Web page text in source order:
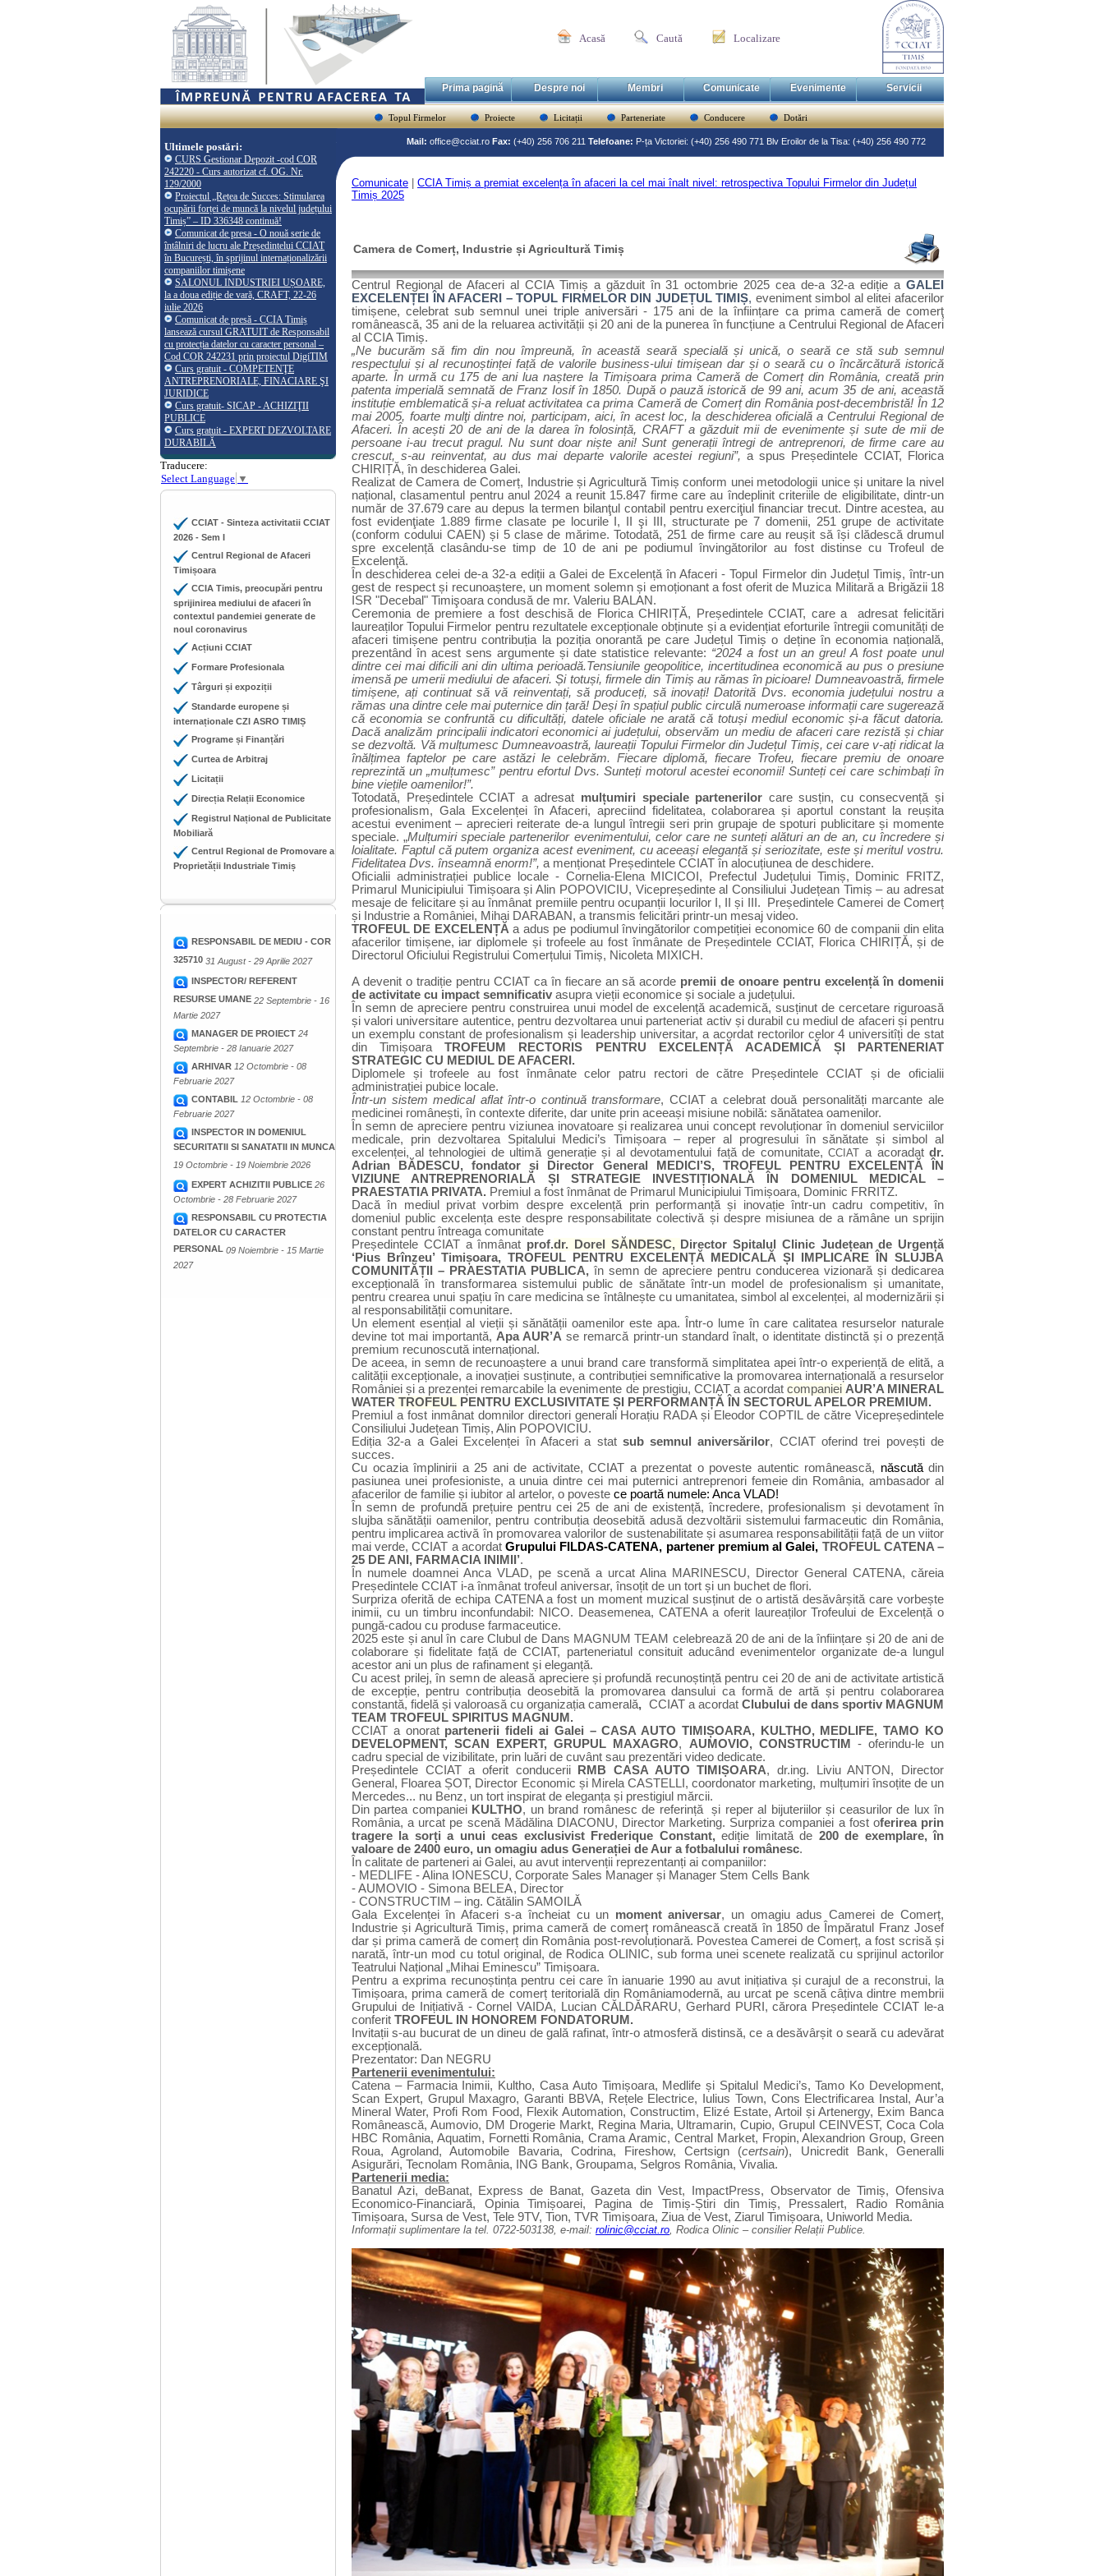
Acasă Caută Localizare
Prima pagină Despre noi Membri Comunicate Evenimente Servicii
Topul Firmelor Proiecte Licitații Parteneriate Conducere Dotări
Ultimele postări:
CURS Gestionar Depozit -cod COR
242220 - Curs autorizat cf. OG. Nr.
129/2000
Proiectul „Rețea de Succes: Stimularea
ocupării forței de muncă la nivelul județului
Timiș” – ID 336348 continuă!
Comunicat de presa - O nouă serie de
întâlniri de lucru ale Președintelui CCIAT
în București, în sprijinul internaționalizării
companiilor timișene
SALONUL INDUSTRIEI UȘOARE,
la a doua ediție de vară, CRAFT, 22-26
iulie 2026
Comunicat de presă - CCIA Timiș
lansează cursul GRATUIT de Responsabil
cu protecția datelor cu caracter personal –
Cod COR 242231 prin proiectul DigiTIM
Curs gratuit - COMPETENŢE
ANTREPRENORIALE, FINACIARE ŞI
JURIDICE
Curs gratuit- SICAP - ACHIZIŢII
PUBLICE
Curs gratuit - EXPERT DEZVOLTARE
DURABILĂ
Traducere:
Select Language ▼
CCIAT - Sinteza activitatii CCIAT
2026 - Sem I
Centrul Regional de Afaceri
Timișoara
CCIA Timis, preocupări pentru
sprijinirea mediului de afaceri în
contextul pandemiei generate de
noul coronavirus
Acțiuni CCIAT
Formare Profesionala
Târguri și expoziții
Standarde europene și
internaționale CZI ASRO TIMIȘ
Programe și Finanțări
Curtea de Arbitraj
Licitații
Direcția Relații Economice
Registrul Național de Publicitate
Mobiliară
Centrul Regional de Promovare a
Proprietății Industriale Timiș
RESPONSABIL DE MEDIU - COR
325710 31 August - 29 Aprilie 2027
INSPECTOR/ REFERENT
RESURSE UMANE 22 Septembrie - 16
Martie 2027
MANAGER DE PROIECT 24
Septembrie - 28 Ianuarie 2027
ARHIVAR 12 Octombrie - 08
Februarie 2027
CONTABIL 12 Octombrie - 08
Februarie 2027
INSPECTOR IN DOMENIUL
SECURITATII SI SANATATII IN MUNCA
19 Octombrie - 19 Noiembrie 2026
EXPERT ACHIZITII PUBLICE 26
Octombrie - 28 Februarie 2027
RESPONSABIL CU PROTECTIA
DATELOR CU CARACTER
PERSONAL 09 Noiembrie - 15 Martie
2027
Mail: office@cciat.ro Fax: (+40) 256 706 211 Telefoane: P-ța Victoriei: (+40) 256 490 771 Blv Eroilor de la Tisa: (+40) 256 490 772
Comunicate
CCIA Timiș a premiat excelența în afaceri la cel mai înalt nivel: retrospectiva Topului Firmelor din Județul
Timiș 2025
Camera de Comerț, Industrie și Agricultură Timiș
Centrul Regional de Afaceri al CCIA Timiș a găzduit în 31 octombrie 2025 cea de-a 32-a ediție a GALEI
EXCELENȚEI ÎN AFACERI – TOPUL FIRMELOR DIN JUDEȚUL TIMIȘ, evenimentsimbol alelitei afacerilor
timișene,celebrat sub semnul unei triple aniversări - 175 ani de la înființare ca prima cameră de comerţ
românească, 35 ani de la reluarea activității și 20 ani de la punerea în funcțiune a Centrului Regional de Afaceri
al CCIA Timiș.
„Ne bucurăm să fim din nou împreună, în această seară specială și unică, o seară ce stă sub semnul
respectului și al recunoștinței față de valorile business-ului timișean dar și o seară cu o încărcătură istorică
aparte. În urmă cu 175 de ani lua naștere la Timișoara prima Cameră de Comerț din România, creată prin
patenta imperială semnată de Franz Iosif în 1850. După o pauză istorică de 99 ani, acum 35 de ani, această
instituție emblematică și-a reluat activitatea ca prima Cameră de Comerț din România post-decembristă! În 12
mai 2005, foarte mulţi dintre noi, participam, aici, în acest loc, la deschiderea oficială a Centrului Regional de
Afaceri. În acești 20 de ani de la darea în folosință, CRAFT a găzduit mii de evenimente și sute de mii de
persoane i-au trecut pragul. Nu sunt doar niște ani! Sunt generații întregi de antreprenori, de firme care au
crescut, s-au reinventat, au dus mai departe valorile acestei regiuni”, a spus Președintele CCIAT, Florica
CHIRIȚĂ, în deschiderea Galei.
Realizat de Camera de Comerț, Industrie și Agricultură Timișconform unei metodologii unice și unitare la nivel
național,clasamentul pentru anul 2024 a reunit 15.847 firme care au îndeplinit criteriile de eligibilitate, dintr-un
număr de 37.679 care au depus la termen bilanţul contabil pentru exerciţiul financiar trecut. Dintre acestea, au
fost evidenţiate 1.889 firme clasate pe locurile I, II şi III, structurate pe 7 domenii, 251 grupe de activitate
(conform codului CAEN) și 5 clase de mărime.Totodată, 251 de firme care au reușit să își clădescă drumul
spre excelență clasându-se timp de 10 de ani pe podiumul învingătorilorau fost distinse cu Trofeul de
Excelenţă.
În deschiderea celei de-a 32-a ediții a Galei de Excelență în Afaceri - Topul Firmelor din Județul Timiș, într-un
gest de respect și recunoaștere, un moment solemn și emoționant a fost oferit de Muzica Militară a Brigăzii 18
ISR "Decebal" Timişoara condusă de mr. Valeriu BALAN.
Ceremonia de premiere a fost deschisă de Florica CHIRIȚĂ, Președintele CCIAT, care a
adresat felicitări
laureaților Topului Firmelor pentru rezultatele excepționale obținute și a evidențiat eforturile întregii comunități de
afaceri timișene pentru contribuția la poziția onorantă pe care Județul Timiș o deține în economia națională,
prezentând în acest sens argumente și date statistice relevante: “2024 a fost un an greu! A fost poate unul
dintre cei mai dificili ani din ultima perioadă.Tensiunile geopolitice, incertitudinea economică au pus o presiune
imensă pe umerii mediului de afaceri. Și totuși, firmele din Timiș au rămas în picioare! Dumneavoastră, firmele
timișene, ați continuat să vă reinventați, să produceți, să inovați! Datorită Dvs. economia județului nostru a
rămas una dintre cele mai puternice din țară! Deși în spațiul public circulă numeroase informații care sugerează
că economia se confruntă cu dificultăți, datele oficiale ne arată că totuși mediul economic și-a făcut datoria.
Dacă analizăm principalii indicatori economici ai județului, observăm un mediu de afaceri care rezistă și chiar
se dezvoltă. Vă mulțumesc Dumneavoastră, laureații Topului Firmelor din Județul Timiș, cei care v-ați ridicat la
înălțimea faptelor pe care astăzi le celebrăm. Fiecare diplomă, fiecare Trofeu, fiecare premiu de onoare
reprezintă un „mulțumesc” pentru efortul Dvs. Sunteți motorul acestei economii! Sunteți cei care schimbați în
bine viețile oamenilor!”.
Totodată, Președintele CCIAT a adresat mulțumiri speciale partenerilor care susțin, cu consecvență și
profesionalism, Gala Excelenței în Afaceri, apreciind fidelitatea, colaborarea și aportul constant la reușita
acestui eveniment – aprecieri reiterate de-a lungul întregii seri prin grupaje de spoturi publicitare și momente
speciale. „Mulțumiri speciale partenerilor evenimentului, celor care ne sunteți alături an de an, cu încredere și
loialitate. Faptul că putem organiza acest eveniment, cu aceeași eleganță și seriozitate, este și meritul vostru.
Fidelitatea Dvs. înseamnă enorm!”, a menționat Președintele CCIAT în alocuțiunea de deschidere.
Oficialii administrației publice locale - Cornelia-Elena MICICOI,
Prefectul Județului Timiș, Dominic FRITZ,
Primarul Municipiului Timișoara și Alin POPOVICIU, Vicepreședinte al Consiliului Județean Timiș – au adresat
mesaje de felicitare și au înmânat premiile pentru ocupanții locurilor I, II și III.
Președintele Camerei de Comerț
și Industrie a României, Mihai DARABAN, a transmis felicitări printr-un mesaj video.
TROFEUL DE EXCELENȚĂ a adus pe podiumul învingătorilor competiției economice 60 de companii din elita
afacerilor timișene, iar diplomele și trofeele au fost înmânate de Președintele CCIAT, Florica CHIRIȚĂ, și de
Directorul Oficiului Registrului Comerțului Timiș, Nicoleta MIXICH.
A devenit o tradiție pentru CCIAT ca în fiecare an să acorde premii de onoare pentru excelență în domenii
de activitate cu impact semnificativ asupra vieții economice și sociale a județului.
În semn de apreciere pentru construirea unui model de excelență academică, susținut de cercetare riguroasă
și valori universitare autentice, pentru dezvoltarea unui parteneriat activ și durabil cu mediul de afaceri și pentru
un exemplu constant de profesionalism și leadership universitar, a acordat rectorilor celor 4 universitîți de stat
din Timișoara
TROFEUM RECTORIS PENTRU EXCELENȚĂ ACADEMICĂ ȘI PARTENERIAT
STRATEGIC CU MEDIUL DE AFACERI .
Diplomele și trofeele au fost înmânate celor patru rectori de către Președintele CCIAT și de oficialii
administrației pubice locale.
Într-un sistem medical aflat într-o continuă transformare, CCIAT a celebrat două personalități marcante ale
medicinei românești, în contexte diferite, dar unite prin aceeași misiune nobilă: sănătatea oamenilor.
În semn de apreciere pentru viziunea inovatoare și realizarea unui concept revoluționar în domeniul serviciilor
medicale, prin dezvoltarea Spitalului Medici’s Timișoara – reper al progresului în sănătate și simbol al
excelenței, al tehnologiei de ultimă generație și al devotamentului față de comunitate, CCIAT a acoradatdr.
Adrian BĂDESCU, fondator și Director General
MEDICI’S, TROFEUL PENTRU EXCELENȚĂ ÎN
VIZIUNE ANTREPRENORIALĂ ȘI STRATEGIE INVESTIȚIONALĂ
ÎN DOMENIUL MEDICAL –
PRAESTATIA PRIVATA. Premiul a fost înmânat de Primarul Municipiului Timișoara, Dominic FRRITZ.
Dacă în mediul privat vorbim despre excelență prin performanță și inovație într-un cadru competitiv, în
domeniul public excelența este despre responsabilitate colectivă și despre misiunea de a rămâne un sprijin
constant pentru întreaga comunitate
Președintele CCIAT a înmânat prof.dr. Dorel SĂNDESC, Director Spitalul Clinic Județean de Urgență
‘Pius Brînzeu’ Timișoara,TROFEUL
PENTRU EXCELENȚĂ MEDICALĂ ȘI IMPLICARE ÎN SLUJBA
COMUNITĂȚII – PRAESTATIA PUBLICA, în semn de apreciere pentru conducerea vizionară și dedicarea
excepțională în transformarea sistemului public de sănătate într-un model de profesionalism și umanitate,
pentru crearea unui spațiu în care medicina se întâlnește cu umanitatea, simbol al excelenței, al modernizării și
al responsabilității comunitare.
Un element esențial al vieții și sănătății oamenilor este apa.
Într-o lume în care calitatea resurselor naturale
devine tot mai importantă, Apa AUR’A se remarcă printr-un standard înalt, o identitate distinctă și o prezență
premium recunoscută internațional.
De aceea, in semn de recunoaștere a unui brand care transformă simplitatea apei într-o experiență de elită, a
calității excepționale, a inovației susținute, a contribuției semnificative la promovarea internațională a resurselor
României și a prezenței remarcabile la evenimente de prestigiu, CCIAT a acordat companiei AUR’A MINERAL
WATER TROFEUL PENTRU EXCLUSIVITATE ȘI PERFORMANȚĂ ÎN SECTORUL APELOR PREMIUM.
Premiul a fost inmânat domnilor directori generali Horațiu RADA și Eleodor COPTIL de către Vicepreședintele
Consiliului Județean Timiș, Alin POPOVICIU.
Ediția 32-a a Galei Excelenței în Afaceri a stat sub semnul aniversărilor, CCIAT oferind trei povești de
succes.
Cu ocazia împlinirii a 25 ani de activitate, CCIAT a prezentat o poveste autentic românească, născută din
pasiunea unei profesioniste, a unuia dintre cei mai puternici antreprenori femeie din România, ambasador al
afacerilor de familie și iubitor al artelor, o poveste ce poartă numele: Anca VLAD!
În semn de profundă prețuire pentru cei 25 de ani de existență, încredere, profesionalism și devotament în
slujba sănătății oamenilor, pentru contribuția deosebită adusă dezvoltării sistemului farmaceutic din România,
pentru implicarea activă în promovarea valorilor de sustenabilitate și asumarea responsabilității față de un viitor
mai verde, CCIAT a acordatGrupului FILDAS-CATENA, partener premium al Galei, TROFEUL CATENA –
25 DE ANI, FARMACIA INIMII’.
n numele doamnei Anca VLAD, pe scenă a urcat Alina MARINESCU, Director General CATENA, căreia
Președintele CCIAT i-a înmânat trofeul aniversar, însoțit de un tort și un buchet de flori.
Surpriza oferită de echipa CATENA a fost un moment muzical susținut de o artistă desăvârșită care vorbește
inimii, cu un timbru inconfundabil: NICO. Deasemenea, CATENA a oferit laureaților Trofeului de Excelență o
pungă-cadou cu produse farmaceutice.
2025 este și anul în care Clubul de Dans MAGNUM TEAM celebrează 20 de ani de la înființare și 20 de ani de
colaborare și fidelitate față de CCIAT, parteneriatul consituit aducând evenimentelor organizate de-a lungul
acestor ani un plus de rafinament și eleganță.
Cu acest prilej, în semn de aleasă apreciere și profundă recunoștință pentru cei 20 de ani de activitate artistică
de excepție, pentru contribuția deosebită la promovarea dansului ca formă de artă și pentru colaborarea
constantă, fidelă și valoroasă cu organizația camerală, CCIAT a acordat Clubului de dans sportiv MAGNUM
TEAM TROFEUL SPIRITUS MAGNUM.
CCIAT a onoratpartenerii fideli ai Galei – CASA AUTO TIMIȘOARA,
KULTHO, MEDLIFE, TAMO KO
DEVELOPMENT, SCAN EXPERT, GRUPUL MAXAGRO, AUMOVIO, CONSTRUCTIM - oferindu-le un
cadru special de vizibilitate, prin luări de cuvânt sau prezentări video dedicate.
Președintele CCIAT a oferit conducerii
RMBCASA AUTO TIMIȘOARA,dr.ing. Liviu ANTON, Director
General, Floarea ȘOT, Director Economic și Mirela CASTELLI, coordonator marketing, mulțumiri însoțite de un
Mercedes... nu Benz, un tort inspirat de eleganța și prestigiul mărcii.
Din partea companieiKULTHO, un brand românesc de referință și reper al bijuteriilor și ceasurilor de lux în
România, a urcat pe scenă Mădălina DIACONU, Director Marketing. Surpriza companiei a fost oferirea prin
tragere la sorți a unui ceas exclusivist Frederique Constant,ediție limitată de 200 de exemplare, în
valoare de 2400 euro, un omagiu adus Generației de Aur a fotbalului românesc.
În calitate de parteneri ai Galei, au avut intervenții reprezentanți ai companiilor:
- MEDLIFE - Alina IONESCU, Corporate Sales Manager și Manager Stem Cells Bank
- AUMOVIO - Simona BELEA, Director
- CONSTRUCTIM – ing. Cătălin SAMOILĂ
Gala Excelenței în Afaceri s-a încheiat cu un moment aniversar, un omagiu adus Camerei de Comerț,
Industrie și Agricultură Timiș, prima cameră de comerţ românească creată în 1850 de Împăratul Franz Josef
dar și prima cameră de comerț din România post-revoluționară. Povestea Camerei de Comerț, a fost scrisă și
narată, într-un mod cu totul original, de Rodica OLINIC, sub forma unei scenete realizată cu sprijinul actorilor
Teatrului Național „Mihai Eminescu” Timișoara.
Pentru a exprima recunoștința pentru cei care în ianuarie 1990 au avut inițiativa și curajul de a reconstrui, la
Timișoara, prima cameră de comerț teritorială din Româniamodernă, au urcat pe scenă câțiva dintre membrii
Grupului de Inițiativă - Cornel VAIDA, Lucian CĂLDĂRARU, Gerhard PURI, cărora Președintele CCIAT le-a
conferit TROFEUL IN HONOREM FONDATORUM.
Invitații s-au bucurat de un dineu de gală rafinat, într-o atmosferă distinsă, ce a desăvârșit o seară cu adevărat
excepțională.
Prezentator: Dan NEGRU
Partenerii evenimentului:
Catena – Farmacia Inimii, Kultho, Casa Auto Timișoara, Medlife și Spitalul Medici’s, Tamo Ko Development,
Scan Expert, Grupul Maxagro, Garanti BBVA, Rețele Electrice, Iulius Town, Cons Electrificarea Instal, Aur’a
Mineral Water, Profi Rom Food, Flexik Automation, Constructim, Elizé Estate, Artoil și Artenergy, Exim Banca
Românească, Aumovio, DM Drogerie Markt, Regina Maria, Ultramarin, Cupio, Grupul CEINVEST,Coca Cola
HBC România, Aquatim, Fornetti România, Crama Aramic, Central Market, Fropin, Alexandrion Group, Green
Roua, Agroland, Automobile Bavaria, Codrina, Fireshow, Certsign (certsain), Unicredit Bank, Generalli
Asigurări, Tecnolam România, ING Bank, Groupama, Selgros România, Vivalia.
Partenerii media:
Banatul Azi, deBanat, Express de Banat, Gazeta din Vest, ImpactPress, Observator de Timiș, Ofensiva
Economico-Financiară, Opinia Timișoarei, Pagina de Timiș-Știri din Timiș, Pressalert, Radio România
Timișoara, Sursa de Vest, Tele 9TV, Tion, TVR Timișoara, Ziua de Vest, Ziarul Timișoara, Uniworld Media.
Informații suplimentare la tel. 0722-503138, e-mail: rolinic@cciat.ro, Rodica Olinic – consilier Relații Publice.